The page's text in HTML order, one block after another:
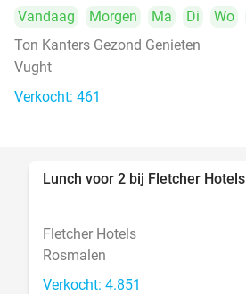
Vandaag Morgen Ma Di Wo
Ton Kanters Gezond Genieten
Vught
Verkocht: 461
Lunch voor 2 bij Fletcher Hotels
Fletcher Hotels
Rosmalen
Verkocht: 4.851